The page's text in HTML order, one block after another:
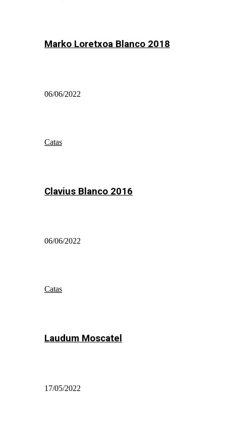
Marko Loretxoa Blanco 2018
06/06/2022
Catas
Clavius Blanco 2016
06/06/2022
Catas
Laudum Moscatel
17/05/2022